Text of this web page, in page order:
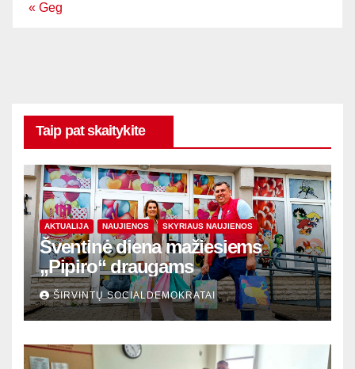
« Geg
Taip pat skaitykite
AKTUALIJA NAUJIENOS SKYRIAUS NAUJIENOS
Šventinė diena mažiesiems
„Pipiro“ draugams
ŠIRVINTŲ SOCIALDEMOKRATAI